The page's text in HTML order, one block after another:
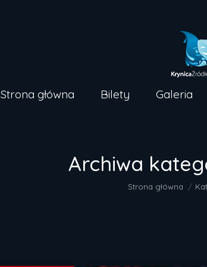
Strona główna Bilety Galeria
Archiwa
Jesteś tutaj:
Strona główna